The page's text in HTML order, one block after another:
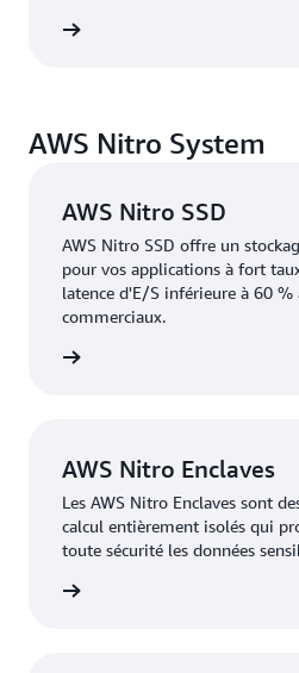
AWS Nitro System
AWS Nitro SSD
AWS Nitro SSD offre un
pour vos applications à fort
latence d'E/S inférieure à 60 %
commerciaux.
AWS Nitro Enclaves
Les AWS Nitro Enclaves sont
calcul entièrement isolés qui
toute sécurité les données